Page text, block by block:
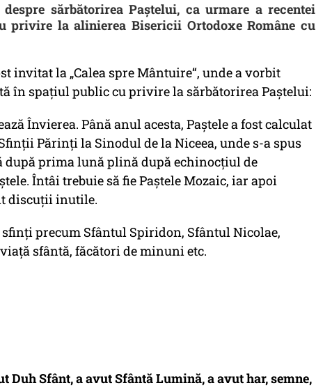
sărbătorirea Paștelui, ca urmare a recentei
privire la alinierea Bisericii Ortodoxe Române cu
invitat la „Calea spre Mântuire“, unde a vorbit
în spațiul public cu privire la sărbătorirea Paștelui:
Învierea. Până anul acesta, Paștele a fost calculat
Părinți la Sinodul de la Niceea, unde s-a spus
prima lună plină după echinocțiul de
Întâi trebuie să fie Paștele Mozaic, iar apoi
discuții inutile.
precum Sfântul Spiridon, Sfântul Nicolae,
sfântă, făcători de minuni etc.
Duh Sfânt, a avut Sfântă Lumină, a avut har, semne,